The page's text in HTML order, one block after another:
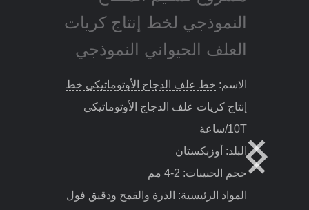
النموذجي لخط إنتاج كريات
العلف الحيواني النموذجي
الاسم:
10 طن/ساعة خط إنتاج كريات
علف الماشية
البلد جنوب أفريقيا
حجم الحبيبات: 1-12 مم
المواد الرئيسية: الذرة وفول الصويا
والعشب 50% والحبوب الأخرى